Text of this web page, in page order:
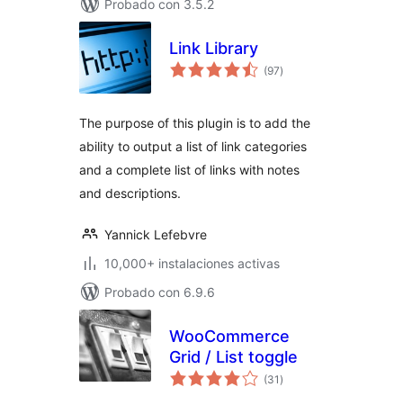
Probado con 3.5.2
Link Library
(97evaluación
total
)
The purpose of this plugin is to add the
ability to output a list of link categories
and a complete list of links with notes
and descriptions.
Yannick Lefebvre
10,000+ instalaciones activas
Probado con 6.9.6
WooCommerce
Grid / List toggle
(31 evaluación
total
)